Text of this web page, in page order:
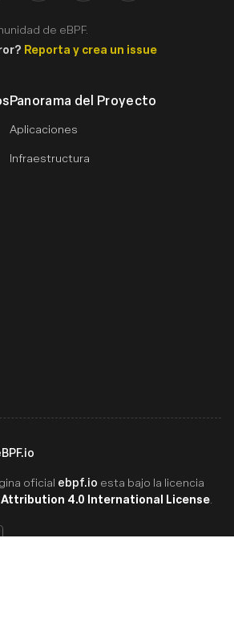
Panorama del Proyecto
Aplicaciones
Infraestructura
de eBPF.
Reporta y crea un issue
oficial ebpf.io esta bajo la licencia
4.0 International License.